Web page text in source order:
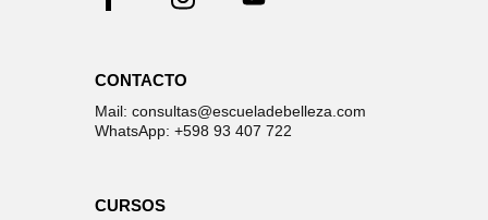
CONTACTO
Mail: consultas@escueladebelleza.com
WhatsApp: +598 93 407 722
CURSOS